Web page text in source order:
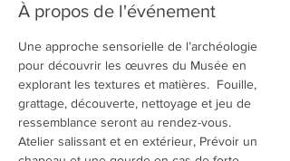
À propos de l'événement
Une approche sensorielle de l’archéologie
pour découvrir les œuvres du Musée en
explorant les textures et matières.  Fouille,
grattage, découverte, nettoyage et jeu de
ressemblance seront au rendez-vous.
Atelier salissant et en extérieur, Prévoir un